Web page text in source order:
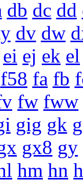
db dc dd
dv dw
ei ej ek el
f58 fa fb
fw fww
gig gk
gx8 gy
hm hn